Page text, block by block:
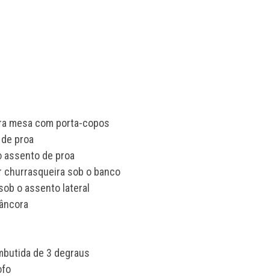
mesa com porta-copos
proa
assento de proa
churrasqueira sob o banco
o assento lateral
de 3 degraus